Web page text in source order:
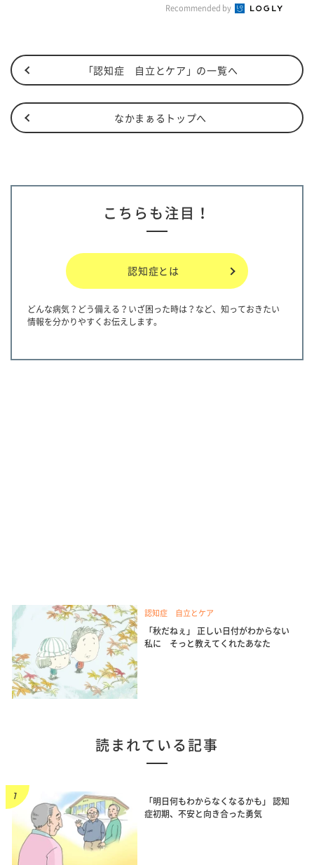
Recommended by
「認知症 自立とケア」の一覧へ
なかまぁるトップへ
こちらも注目！
認知症とは
どんな病気？どう備える？いざ困った時は？など、知っておきたい
情報を分かりやすくお伝えします。
認知症 自立とケア
「秋だねぇ」 正しい日付がわからない
私に そっと教えてくれたあなた
読まれている記事
「明日何もわからなくなるかも」 認知
症初期、不安と向き合った勇気